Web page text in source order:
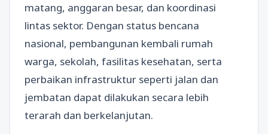
matang, anggaran besar, dan koordinasi
lintas sektor. Dengan status bencana
nasional, pembangunan kembali rumah
warga, sekolah, fasilitas kesehatan, serta
perbaikan infrastruktur seperti jalan dan
jembatan dapat dilakukan secara lebih
terarah dan berkelanjutan.